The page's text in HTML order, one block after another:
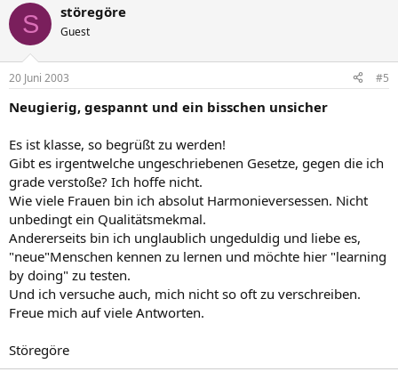
S störegöre
Guest
20 Juni 2003 #5
Neugierig, gespannt und ein bisschen unsicher
Es ist klasse, so begrüßt zu werden!
Gibt es irgentwelche ungeschriebenen Gesetze, gegen die ich
grade verstoße? Ich hoffe nicht.
Wie viele Frauen bin ich absolut Harmonieversessen. Nicht
unbedingt ein Qualitätsmekmal.
Andererseits bin ich unglaublich ungeduldig und liebe es,
"neue"Menschen kennen zu lernen und möchte hier "learning
by doing" zu testen.
Und ich versuche auch, mich nicht so oft zu verschreiben.
Freue mich auf viele Antworten.
Störegöre